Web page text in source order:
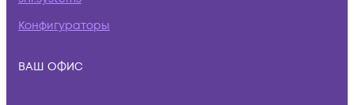
Конфигураторы
ВАШ ОФИС